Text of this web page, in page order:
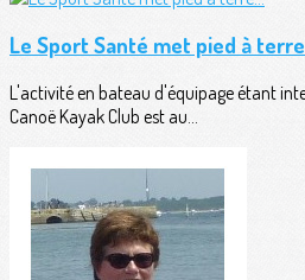
Le Sport Santé met pied à
L'activité en bateau d'équipage étant
Canoë Kayak Club est au...